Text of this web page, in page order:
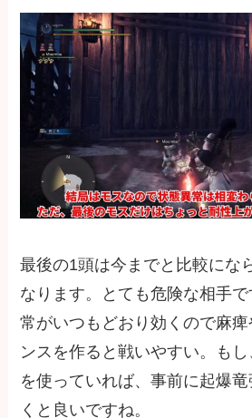
最後の1頭は今までと比較にな
なります。とても危険な相手
常がいつもどおり効くので麻
ンスを作ると戦いやすい。も
を使っていれば、事前に起爆
くと良いですね。